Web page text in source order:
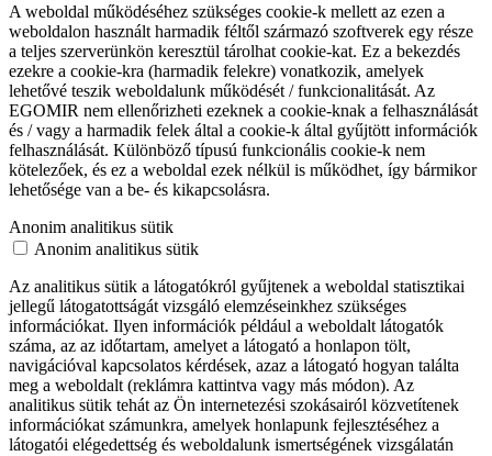
A weboldal működéséhez szükséges cookie-k mellett az ezen a
weboldalon használt harmadik féltől származó szoftverek egy része
a teljes szerverünkön keresztül tárolhat cookie-kat. Ez a bekezdés
ezekre a cookie-kra (harmadik felekre) vonatkozik, amelyek
lehetővé teszik weboldalunk működését / funkcionalitását. Az
EGOMIR nem ellenőrizheti ezeknek a cookie-knak a felhasználását
és / vagy a harmadik felek által a cookie-k által gyűjtött információk
felhasználását. Különböző típusú funkcionális cookie-k nem
kötelezőek, és ez a weboldal ezek nélkül is működhet, így bármikor
lehetősége van a be- és kikapcsolásra.
Anonim analitikus sütik
Anonim analitikus sütik
Az analitikus sütik a látogatókról gyűjtenek a weboldal statisztikai
jellegű látogatottságát vizsgáló elemzéseinkhez szükséges
információkat. Ilyen információk például a weboldalt látogatók
száma, az az időtartam, amelyet a látogató a honlapon tölt,
navigációval kapcsolatos kérdések, azaz a látogató hogyan találta
meg a weboldalt (reklámra kattintva vagy más módon). Az
analitikus sütik tehát az Ön internetezési szokásairól közvetítenek
információkat számunkra, amelyek honlapunk fejlesztéséhez a
látogatói elégedettség és weboldalunk ismertségének vizsgálatán